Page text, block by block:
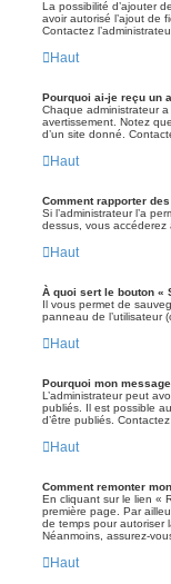
La possibilité d’ajouter
avoir autorisé l’ajout de
Contactez
Haut
Pourquoi ai-je reçu un
Chaque administrateur
avertissement. Notez
d’un site donné.
Haut
Comment rapporter
Si l’administrateur l’a
dessus, vous accéderez
Haut
À quoi sert le bouton «
Il vous permet de
panneau de l’utilisateur
Haut
Pourquoi mon
L’administrateur peut
publiés. Il est possible
d’être publiés.
Haut
Comment remonter
En cliquant sur le lien «
première page. Par
de temps pour autoriser
Néanmoins, assurez-
Haut